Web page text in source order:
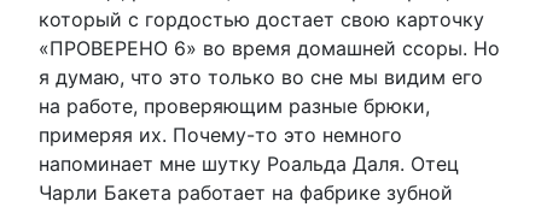
который с гордостью достает свою карточку
«ПРОВЕРЕНО 6» во время домашней ссоры. Но
я думаю, что это только во сне мы видим его
на работе, проверяющим разные брюки,
примеряя их. Почему-то это немного
напоминает мне шутку Роальда Даля. Отец
Чарли Бакета работает на фабрике зубной